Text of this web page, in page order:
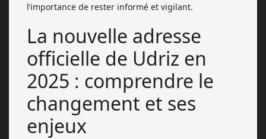
l’importance de rester informé et vigilant.
La nouvelle adresse
officielle de Udriz en
2025 : comprendre le
changement et ses
enjeux